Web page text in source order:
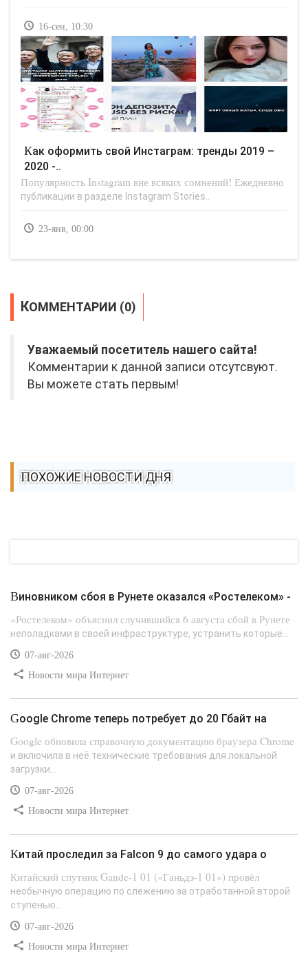
16-сен, 10:30
Как оформить свой Инстаграм: тренды 2019 –
2020 -..
Популярность Instagram вне всяких сомнений! Ежедневно
публикации в разделе Instagram Stories..
23-янв, 00:00
КОММЕНТАРИИ (0)
Уважаемый посетитель нашего сайта!
Комментарии к данной записи отсутсвуют.
Вы можете стать первым!
ПОХОЖИЕ НОВОСТИ ДНЯ
Виновником сбоя в Рунете оказался «Ростелеком» -
«Ростелеком» объяснил случившийся 6 августа сбой в Рунете
неполадками в своей инфраструктуре, устранить которые...
07-авг-2026
Новости мира Интернет
Google Chrome теперь потребует до 20 Гбайт на
Google обновила справочную документацию браузера Chrome
и включила в неё технические требования для локальной
загрузки...
07-авг-2026
Новости мира Интернет
Китай проследил за Falcon 9 до самого удара о
Китайский спутник Gande-1 01 («Ганьдэ-1 01») провёл
необычную операцию по слежению за отработанной второй
ступенью...
07-авг-2026
Новости мира Интернет